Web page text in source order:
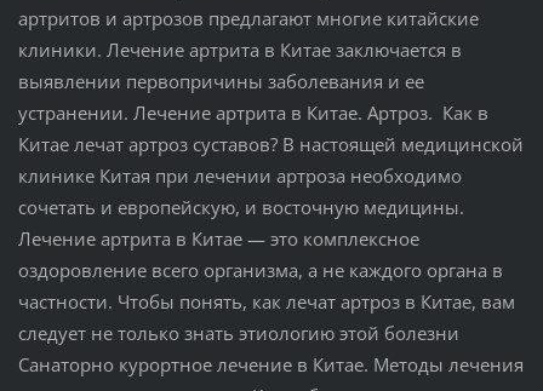
артритов и артрозов предлагают многие китайские
клиники. Лечение артрита в Китае заключается в
выявлении первопричины заболевания и ее
устранении. Лечение артрита в Китае. Артроз. Как в
Китае лечат артроз суставов? В настоящей медицинской
клинике Китая при лечении артроза необходимо
сочетать и европейскую, и восточную медицины.
Лечение артрита в Китае — это комплексное
оздоровление всего организма, а не каждого органа в
частности. Чтобы понять, как лечат артроз в Китае, вам
следует не только знать этиологию этой болезни
Санаторно курортное лечение в Китае. Методы лечения